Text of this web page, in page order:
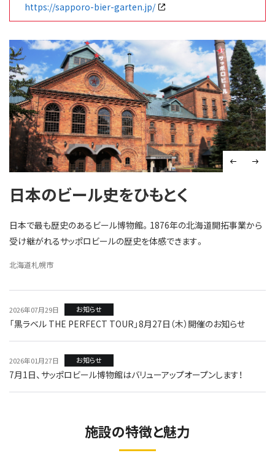
https://sapporo-bier-garten.jp/
日本のビール史をひもとく
日本で最も歴史のあるビール博物館。1876年の北海道開拓事業から
受け継がれるサッポロビールの歴史を体感できます。
北海道札幌市
2026年07月29日 お知らせ
「黒ラベル THE PERFECT TOUR」8月27日（木）開催のお知らせ
2026年01月27日 お知らせ
7月1日、サッポロビール博物館はバリューアップオープンします！
施設の特徴と魅力